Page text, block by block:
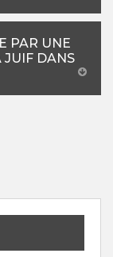
PAR UNE
JUIF DANS